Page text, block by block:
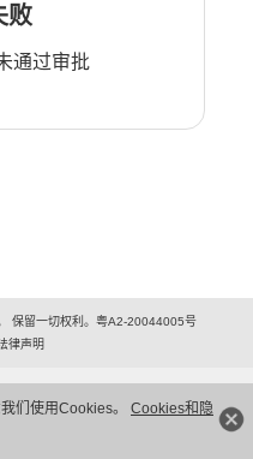
们使用Cookies。 Cookies和隐
败
通过审批
保留一切权利。粤A2-20044005号
律声明